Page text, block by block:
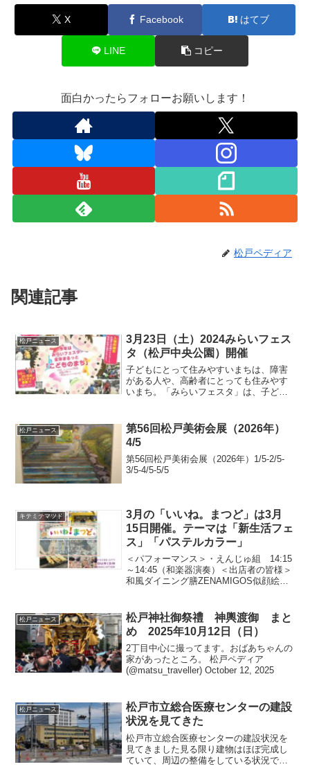
X Facebook はてブ
LINE コピー
面白かったらフォローお願いします！
松戸ペディア
関連記事
松戸ニュース
3月23日（土）2024みらいフェス
タ（松戸中央公園）開催
子どもにとって住みやすいまちは、障害
がある人や、高齢者にとっても住みやす
いまち。「みらいフェスタ」は、子ども
る活動やNPOについて身近に体験できる
イベントです。キッズダ...
松戸ニュース
第56回松戸美術会展（2026年）
4/5
第56回松戸美術会展（2026年）1/5-2/5-
3/5-4/5-5/5
キテミテマツド
3月の「いいね。まつど」は3月
15日開催。テーマは「新生活フェ
ス」「パステルカラー」
＜パフォーマンス＞・えんじゅ組 14:15
～14:45（和楽器演奏）＜出店者の皆様＞
和風ダイニング膳ZENAMIGOS似顔絵は
KITCHENたこ焼 多幸生...
松戸ニュース
松戸神社御祭禮 神輿渡御 まと
め 2025年10月12日（日）
2丁目中心に撮ってます。おばあちゃんの
家があったところ。 松戸ペディア
(@matsu_traveller) October 12, 2025
松戸ニュース
松戸市立総合医療センターの建設
状況を見てきた
松戸市立総合医療センターの建設状況を
見てきました見る限り建物はほぼ完成し
ていて、周辺の整備をしている状況でし